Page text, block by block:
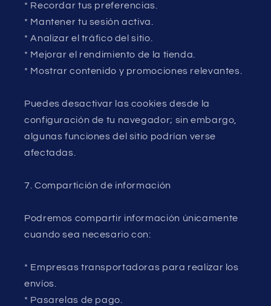
* Recordar tus preferencias.
* Mantener tu sesión activa.
* Analizar el tráfico del sitio.
* Mejorar el rendimiento de la tienda.
* Mostrar contenido y promociones relevantes.
Puedes desactivar las cookies desde la
configuración de tu navegador; sin embargo,
algunas funciones del sitio podrían verse
afectadas.
7. Compartición de información
Podremos compartir información únicamente
cuando sea necesario con:
* Empresas transportadoras para realizar los
envíos.
* Pasarelas de pago.